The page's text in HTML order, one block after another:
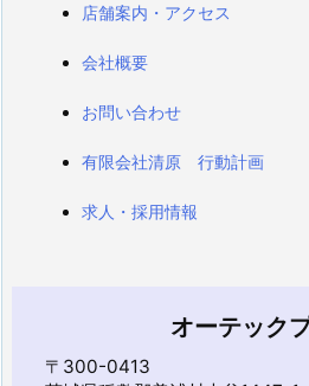
店舗案内・アクセス
会社概要
お問い合わせ
有限会社清原 行動計画
求人・採用情報
オーテック
〒300-0413